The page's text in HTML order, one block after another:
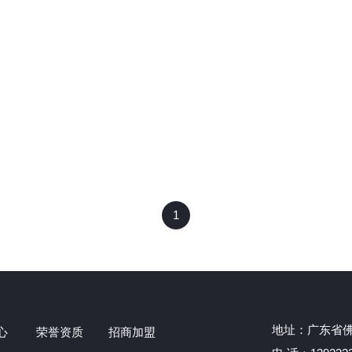
1
荣誉资质 招商加盟
地址：广东省